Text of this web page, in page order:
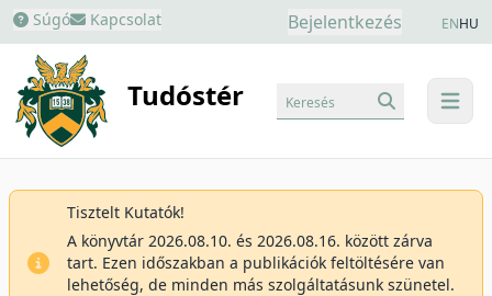
Súgó Kapcsolat Bejelentkezés ENHU
Tudóstér menu
Keresés
Tisztelt Kutatók!
A könyvtár 2026.08.10. és 2026.08.16. között zárva
tart. Ezen időszakban a publikációk feltöltésére van
lehetőség, de minden más szolgáltatásunk szünetel.